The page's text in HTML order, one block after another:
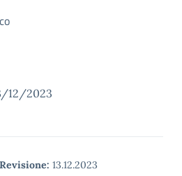
12/2023
Revisione: 13.12.2023